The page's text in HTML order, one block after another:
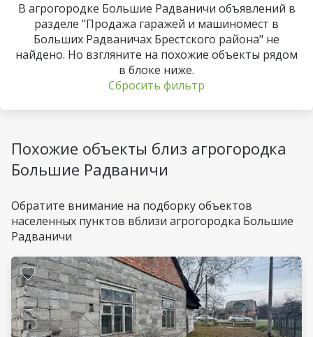
В агрогородке Большие Радваничи объявлений в
разделе "Продажа гаражей и машиномест в
Больших Радваничах Брестского района" не
найдено. Но взгляните на похожие объекты рядом
в блоке ниже.
Сбросить фильтр
Похожие объекты близ агрогородка
Большие Радваничи
Обратите внимание на подборку объектов
населенных пунктов вблизи агрогородка Большие
Радваничи